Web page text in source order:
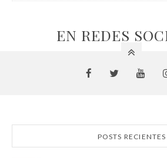
EN REDES
POSTS RECIENTES